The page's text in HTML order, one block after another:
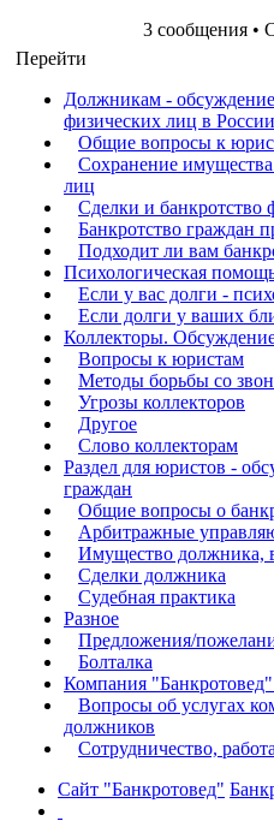
3 сообщения •
Перейти
Должникам - обсуждение
физических лиц в России
Общие вопросы к
Сохранение
лиц
Сделки и банкротство
Банкротство граждан
Подходит ли вам
Психологическая
Если у вас долги -
Если долги у ваших
Коллекторы.
Вопросы к юристам
Методы борьбы со
Угрозы коллекторов
Другое
Слово коллекторам
Раздел для юристов -
граждан
Общие вопросы о
Арбитражные
Имущество должника,
Сделки должника
Судебная практика
Разное
Предложения/
Болталка
Компания
Вопросы об услугах
должников
Сотрудничество,
Сайт "Банкротовед"